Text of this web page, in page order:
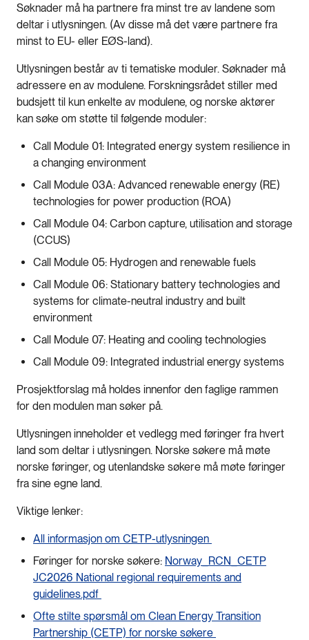
Søknader må ha partnere fra minst tre av landene som
deltar i utlysningen. (Av disse må det være partnere fra
minst to EU- eller EØS-land).
Utlysningen består av ti tematiske moduler. Søknader må
adressere en av modulene. Forskningsrådet stiller med
budsjett til kun enkelte av modulene, og norske aktører
kan søke om støtte til følgende moduler:
Call Module 01: Integrated energy system resilience in
a changing environment
Call Module 03A: Advanced renewable energy (RE)
technologies for power production (ROA)
Call Module 04: Carbon capture, utilisation and storage
(CCUS)
Call Module 05: Hydrogen and renewable fuels
Call Module 06: Stationary battery technologies and
systems for climate-neutral industry and built
environment
Call Module 07: Heating and cooling technologies
Call Module 09: Integrated industrial energy systems
Prosjektforslag må holdes innenfor den faglige rammen
for den modulen man søker på.
Utlysningen inneholder et vedlegg med føringer fra hvert
land som deltar i utlysningen. Norske søkere må møte
norske føringer, og utenlandske søkere må møte føringer
fra sine egne land.
Viktige lenker:
All informasjon om CETP-utlysningen
Føringer for norske søkere: Norway_RCN_CETP
JC2026 National regional requirements and
guidelines.pdf
Ofte stilte spørsmål om Clean Energy Transition
Partnership (CETP) for norske søkere